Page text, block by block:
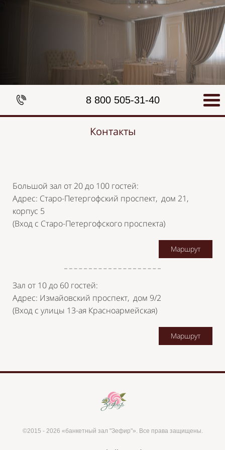
8 800 505-31-40
Контакты
Большой зал от 20 до 100 гостей:
Адрес: Старо-Петергофский проспект, дом 21,
корпус 5
(Вход с Старо-Петергофского проспекта)
Маршрут
Зал от 10 до 60 гостей:
Адрес: Измайовский проспект, дом 9/2
(Вход с улицы 13-ая Красноармейская)
Маршрут
©2015 - 2026 «банкетный зал "Зефир"». Все права защищены.